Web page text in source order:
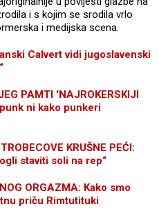
i s kojim se srodila vrlo
i medijska scena.
Calvert vidi jugoslavenski
PAMTI 'NAJROKERSKIJI
ni kako punkeri
KRUŠNE PEĆI:
staviti soli na rep“
ORGAZMA: Kako smo
priču Rimtutituki